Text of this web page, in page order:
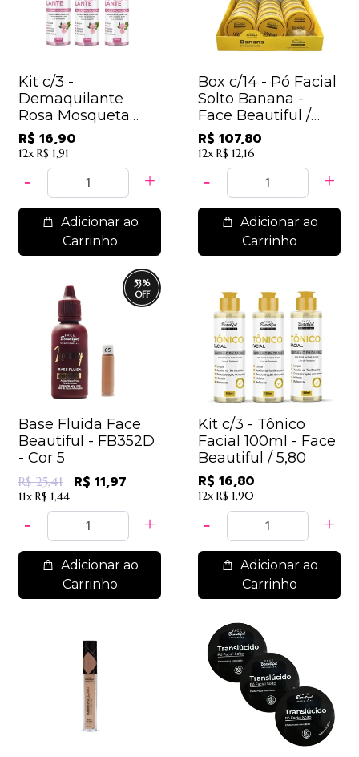
Kit c/3 -
Demaquilante
Rosa Mosqueta
100ML - Face
Beautiful / 9,10
R$ 16,90
12x R$ 1,91
Adicionar ao
Carrinho
Box c/14 - Pó Facial
Solto Banana -
Face Beautiful /
7,70
R$ 107,80
12x R$ 12,16
Adicionar ao
Carrinho
53%
Base Fluida Face
Beautiful - FB352D
- Cor 5
R$ 25,41 R$ 11,97
11x R$ 1,44
Adicionar ao
Carrinho
Kit c/3 - Tônico
Facial 100ml - Face
Beautiful / 5,80
R$ 16,80
12x R$ 1,90
Adicionar ao
Carrinho